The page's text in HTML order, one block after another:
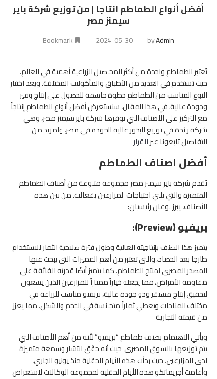
أفضل أنواع الطماطم انتاجا | من توزيع شركة باير
سيمنز مصر
byAdmin
2024-05-30
Bookmark
تُعتبر الطماطم واحدة من أكثر المحاصيل الزراعية أهمية في العالم،
حيث تستخدم في العديد من الأطباق والمأكولات المختلفة. ويعد اختيار
النوع المناسب من الطماطم خطوة حاسمة للحصول على إنتاج وفير
وجودة عالية. في هذا المقال، سنستعرض أفضل أنواع الطماطم إنتاجاً
مع التركيز على الأصناف التي توفرها شركة باير سيمنز مصر، وهي
شركة رائدة في توزيع البذور عالية الجودة في مصر، ولمزيد من
التفاصيل تابعونا عبرالقرار
أفضل اصناف الطماطم
تُقدم شركة باير سيمنز مصر مجموعة متنوعة من أصناف الطماطم
المتميزة والتي تلبي احتياجات المزارعين بفعالية. من بين هذه
الأصناف، يبرز نوعان رئيسيان:
بريفيو (Preview) :
يتميز هذا الصنف بإنتاجيته العالية وطول فترة صلاحية الثمار للاستخدام
طازجا بعد الحصاد، والتى تعتبر من أهم المميزات التى يبحث عنها
المصدر المصرى لمنتج الطماطم، كما يتميز أيضًاقدرته الفائقة على
مقاومة الأمراض، مما يجعله خياراً ممتازاً للمزارعين الذين يسعون
لتحقيق إنتاج مستقر وذو جودة عالية، بريفيو مناسب للزراعة في
مختلف المناخات ويعطي ثماراً متجانسة في الحجم والشكل، مما يعزز
من قيمته التجارية.
ويأتي الاهتمام بصنف طماطم “بريفيو” لأنه من أهم الأصناف التي
يتم توزيعها بالسوق المصري، حيث أنه حقّق انتشار وسمعة متميزة
لدى المزارعين، حيث بدأت هذه الأيام الحقلية منذ يونيو الجاري،
وأقامت أجريماتكو هذه الأيام الحقلية لمجموعة الوكالات لاستعراض